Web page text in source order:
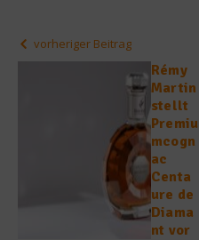
vorheriger Beitrag
Rémy
Martin
stellt
Premiu
mcogn
ac
Centa
ure de
Diama
nt vor